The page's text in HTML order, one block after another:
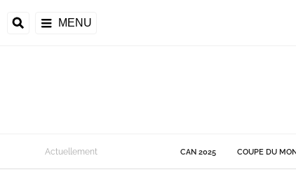
MENU
de la CAF
Actuellement CAN 2025 COUPE DU